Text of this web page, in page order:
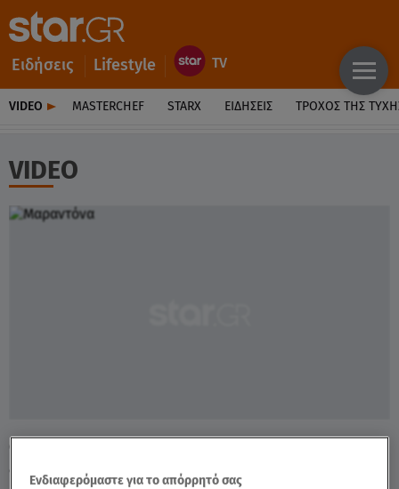
Ειδήσεις Lifestyle
VIDEO MASTERCHEF STARX ΕΙΔΉΣΕΙΣ ΤΡΟΧΌΣ ΤΗΣ
VIDEO
Oπαδοί του Μαραντόνα έκαναν τη Νάπολη
δεύτερο σπίτι τους - Video
Ενδιαφερόμαστε για το απόρρητό σας